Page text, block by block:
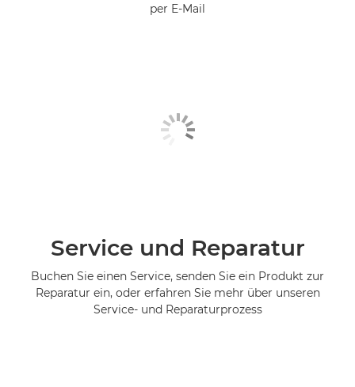
per E-Mail
Service und Reparatur
Buchen Sie einen Service, senden Sie ein Produkt zur
Reparatur ein, oder erfahren Sie mehr über unseren
Service- und Reparaturprozess